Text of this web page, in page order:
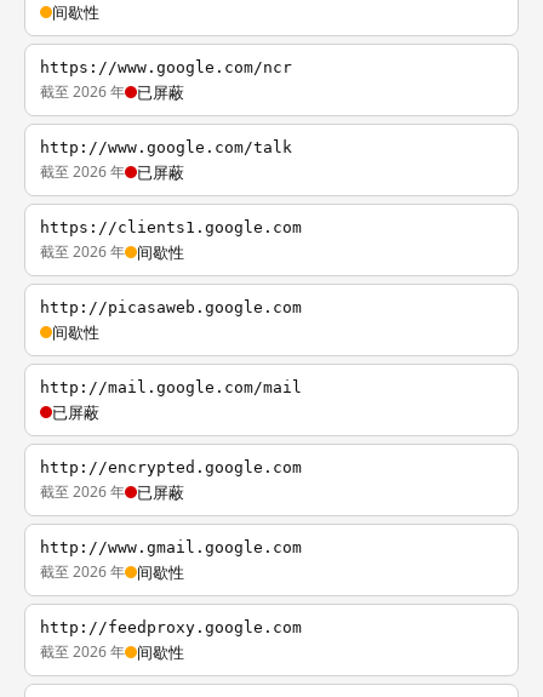
间歇性
https://www.google.com/ncr
截至 2026 年 已屏蔽
http://www.google.com/talk
截至 2026 年 已屏蔽
https://clients1.google.com
截至 2026 年 间歇性
http://picasaweb.google.com
间歇性
http://mail.google.com/mail
已屏蔽
http://encrypted.google.com
截至 2026 年 已屏蔽
http://www.gmail.google.com
截至 2026 年 间歇性
http://feedproxy.google.com
截至 2026 年 间歇性